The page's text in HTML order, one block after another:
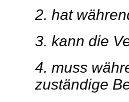
2. hat
3. kann die
4. muss
zuständige